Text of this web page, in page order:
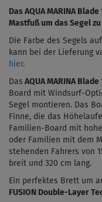
Das AQUA MARINA
Mastfuß um das Segel
Die Farbe des Segels
kann bei der Lieferung
hier.
Das AQUA MARINA Blade
Board mit Windsurf-
Segel montieren. Das
Finne, die das
Familien-Board mit
oder Familien mit dem
stehenden Fahrers von
breit und 320 cm lang.
Ein perfektes Brett um
FUSION Double-Layer